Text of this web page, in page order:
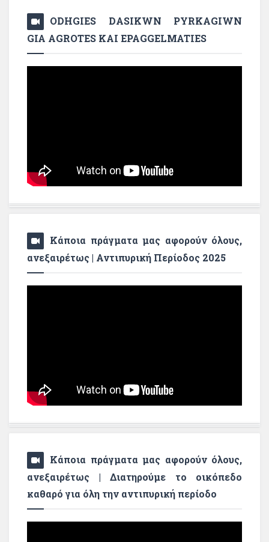
ODHGIES DASIKWN PYRKAGIWN
GIA AGROTES KAI EPAGGELMATIES
Κάποια πράγματα μας αφορούν όλους,
ανεξαιρέτως | Αντιπυρική Περίοδος 2025
Κάποια πράγματα μας αφορούν όλους,
ανεξαιρέτως | Διατηρούμε το οικόπεδο
καθαρό για όλη την αντιπυρική περίοδο